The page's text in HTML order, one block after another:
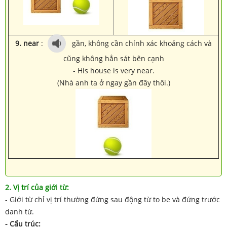
9. near :
gần, không cần chính xác khoảng cách và
cũng không hẳn sát bên cạnh
- His house is very near.
(Nhà anh ta ở ngay gần đây thôi.)
2. Vị trí của giới từ:
- Giới từ chỉ vị trí thường đứng sau động từ to be và đứng trước
danh từ.
- Cấu trúc: